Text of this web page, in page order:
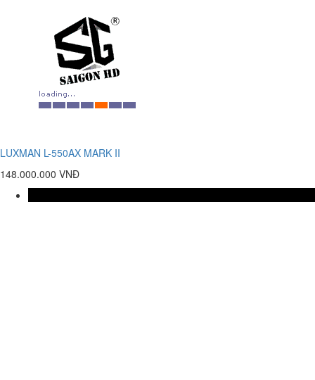
LUXMAN L-550AX MARK II
148.000.000 VNĐ